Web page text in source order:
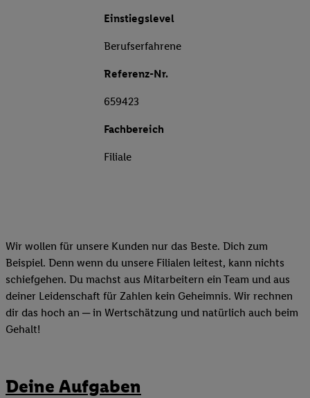
Einstiegslevel
Berufserfahrene
Referenz-Nr.
659423
Fachbereich
Filiale
Wir wollen für unsere Kunden nur das Beste. Dich zum
Beispiel. Denn wenn du unsere Filialen leitest, kann nichts
schiefgehen. Du machst aus Mitarbeitern ein Team und aus
deiner Leidenschaft für Zahlen kein Geheimnis. Wir rechnen
dir das hoch an ─ in Wertschätzung und natürlich auch beim
Gehalt!
Deine Aufgaben